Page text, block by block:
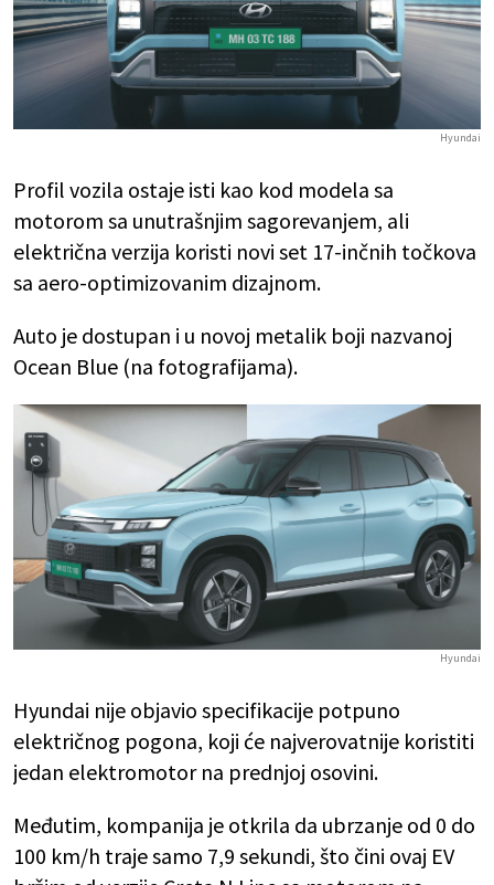
Hyundai
Profil vozila ostaje isti kao kod modela sa
motorom sa unutrašnjim sagorevanjem, ali
električna verzija koristi novi set 17-inčnih točkova
sa aero-optimizovanim dizajnom.
Auto je dostupan i u novoj metalik boji nazvanoj
Ocean Blue (na fotografijama).
Hyundai
Hyundai nije objavio specifikacije potpuno
električnog pogona, koji će najverovatnije koristiti
jedan elektromotor na prednjoj osovini.
Međutim, kompanija je otkrila da ubrzanje od 0 do
100 km/h traje samo 7,9 sekundi, što čini ovaj EV